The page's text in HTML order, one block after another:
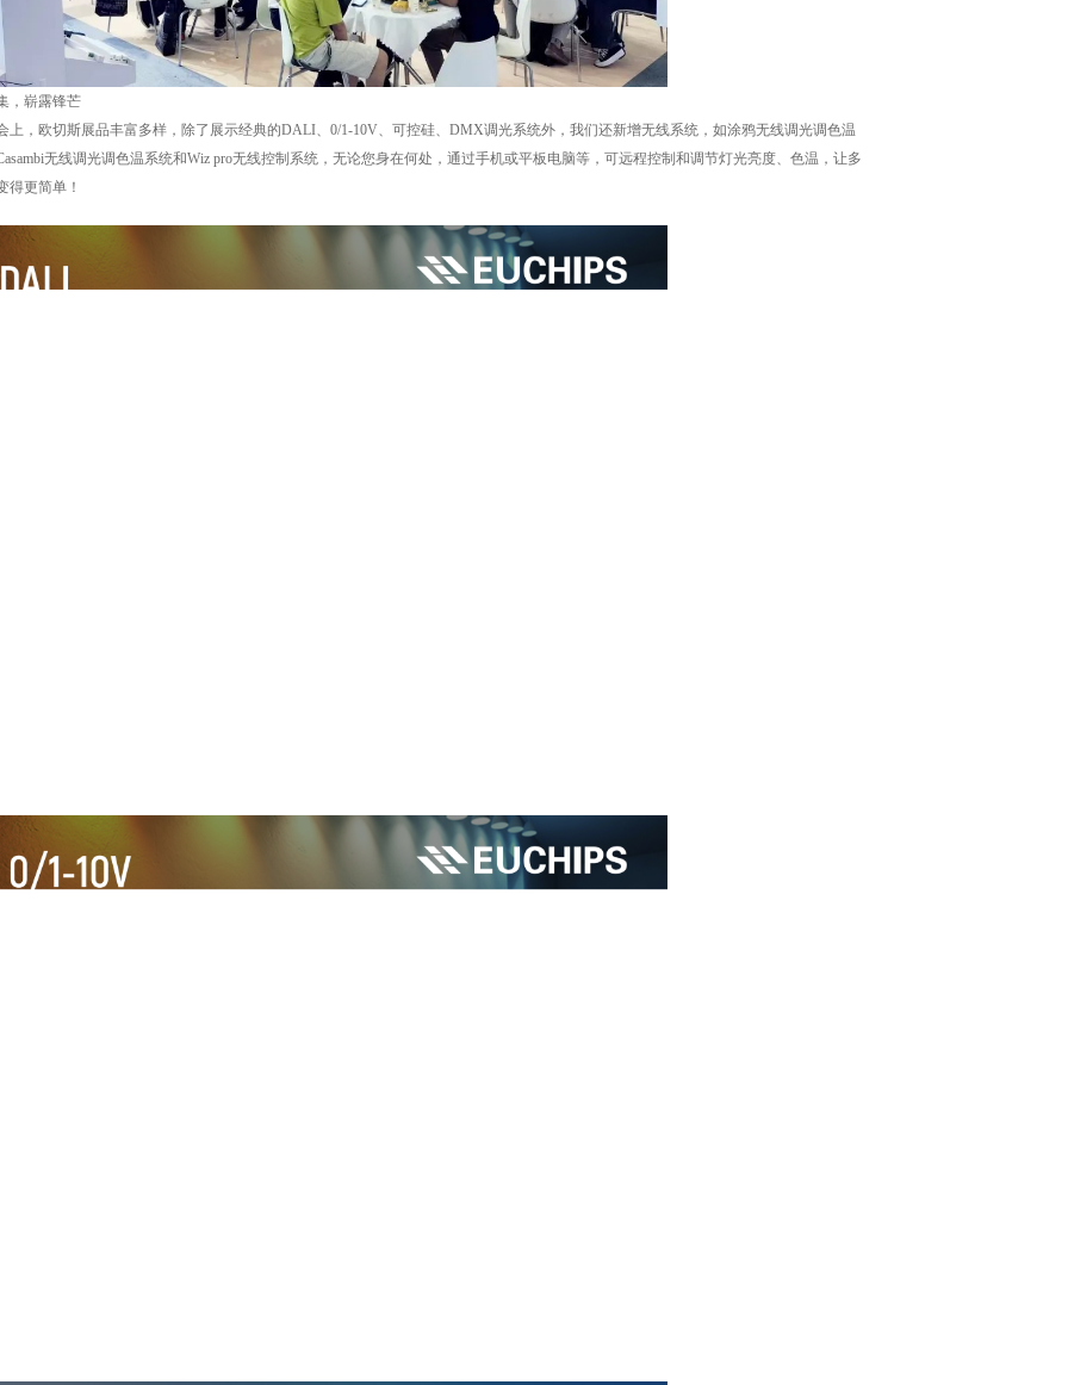
，崭露锋芒
上，欧切斯展品丰富多样，除了展示经典的DALI、0/1-10V、可控硅、DMX调光系统外，我们还新增无线系统，如涂鸦无线调光调色温
无线调光调色温系统和Wiz pro无线控制系统，无论您身在何处，通过手机或平板电脑等，可远程控制和调节灯光亮度、色温，让多
得更简单！